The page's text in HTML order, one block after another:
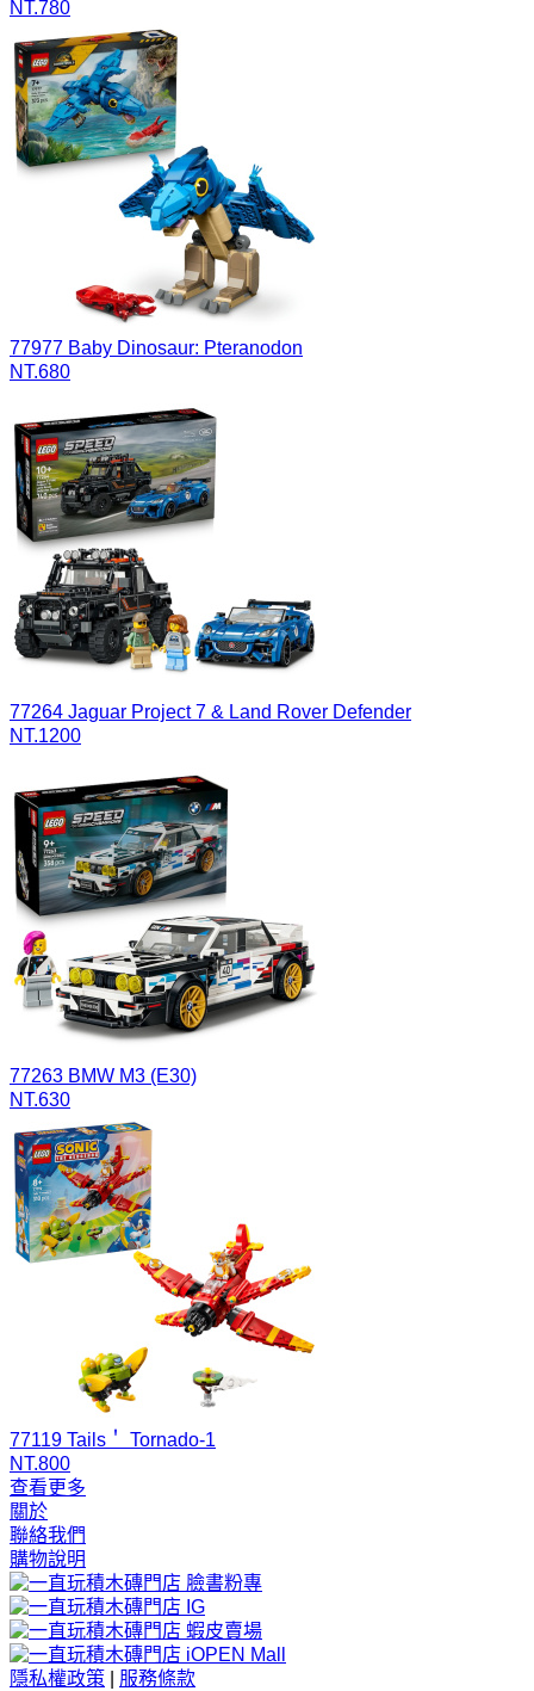
NT.780
77977 Baby Dinosaur: Pteranodon
NT.680
77264 Jaguar Project 7 & Land Rover Defender
NT.1200
77263 BMW M3 (E30)
NT.630
77119 Tails＇ Tornado-1
NT.800
查看更多
關於
聯絡我們
購物說明
隱私權政策
服務條款